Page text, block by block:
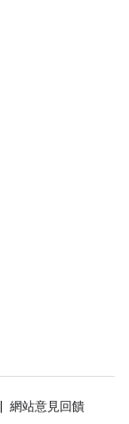
網站意見回饋